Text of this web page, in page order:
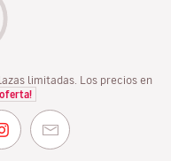
limitadas. Los precios en